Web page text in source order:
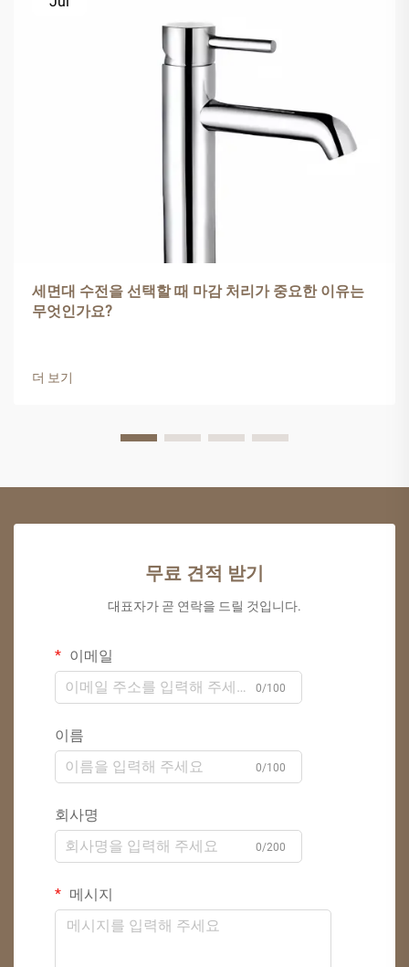
세면대 수전을 선택할 때 마감 처리가 중요한 이유는
무엇인가요?
더 보기
무료 견적 받기
대표자가 곧 연락을 드릴 것입니다.
이메일
0/100
이름
0/100
회사명
0/200
메시지